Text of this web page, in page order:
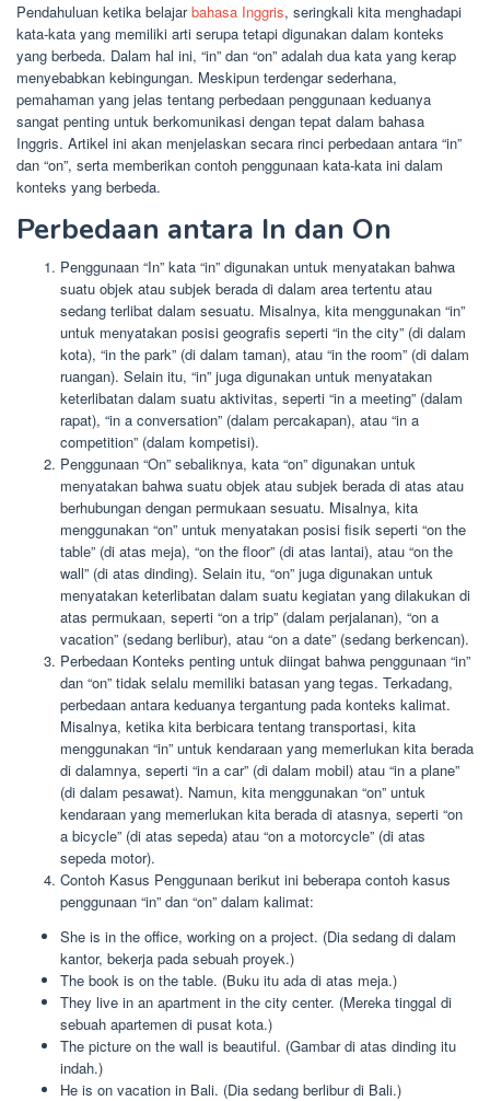
Pendahuluan ketika belajarbahasa Inggris, seringkali kita menghadapi
kata-kata yang memiliki arti serupa tetapi digunakan dalam konteks
yang berbeda. Dalam hal ini, “in” dan “on” adalah dua kata yang kerap
menyebabkan kebingungan. Meskipun terdengar sederhana,
pemahaman yang jelas tentang perbedaan penggunaan keduanya
sangat penting untuk berkomunikasi dengan tepat dalam bahasa
Inggris. Artikel ini akan menjelaskan secara rinci perbedaan antara “in”
dan “on”, serta memberikan contoh penggunaan kata-kata ini dalam
konteks yang berbeda.
Perbedaan antara In dan On
Penggunaan “In” kata “in” digunakan untuk menyatakan bahwa
suatu objek atau subjek berada di dalam area tertentu atau
sedang terlibat dalam sesuatu. Misalnya, kita menggunakan “in”
untuk menyatakan posisi geografis seperti “in the city” (di dalam
kota), “in the park” (di dalam taman), atau “in the room” (di dalam
ruangan). Selain itu, “in” juga digunakan untuk menyatakan
keterlibatan dalam suatu aktivitas, seperti “in a meeting” (dalam
rapat), “in a conversation” (dalam percakapan), atau “in a
competition” (dalam kompetisi).
Penggunaan “On” sebaliknya, kata “on” digunakan untuk
menyatakan bahwa suatu objek atau subjek berada di atas atau
berhubungan dengan permukaan sesuatu. Misalnya, kita
menggunakan “on” untuk menyatakan posisi fisik seperti “on the
table” (di atas meja), “on the floor” (di atas lantai), atau “on the
wall” (di atas dinding). Selain itu, “on” juga digunakan untuk
menyatakan keterlibatan dalam suatu kegiatan yang dilakukan di
atas permukaan, seperti “on a trip” (dalam perjalanan), “on a
vacation” (sedang berlibur), atau “on a date” (sedang berkencan).
Perbedaan Konteks penting untuk diingat bahwa penggunaan “in”
dan “on” tidak selalu memiliki batasan yang tegas. Terkadang,
perbedaan antara keduanya tergantung pada konteks kalimat.
Misalnya, ketika kita berbicara tentang transportasi, kita
menggunakan “in” untuk kendaraan yang memerlukan kita berada
di dalamnya, seperti “in a car” (di dalam mobil) atau “in a plane”
(di dalam pesawat). Namun, kita menggunakan “on” untuk
kendaraan yang memerlukan kita berada di atasnya, seperti “on
a bicycle” (di atas sepeda) atau “on a motorcycle” (di atas
sepeda motor).
Contoh Kasus Penggunaan berikut ini beberapa contoh kasus
penggunaan “in” dan “on” dalam kalimat:
She is in the office, working on a project. (Dia sedang di dalam
kantor, bekerja pada sebuah proyek.)
The book is on the table. (Buku itu ada di atas meja.)
They live in an apartment in the city center. (Mereka tinggal di
sebuah apartemen di pusat kota.)
The picture on the wall is beautiful. (Gambar di atas dinding itu
indah.)
He is on vacation in Bali. (Dia sedang berlibur di Bali.)